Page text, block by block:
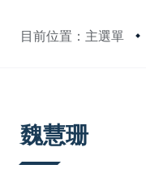
目前位置：主選單
魏慧珊